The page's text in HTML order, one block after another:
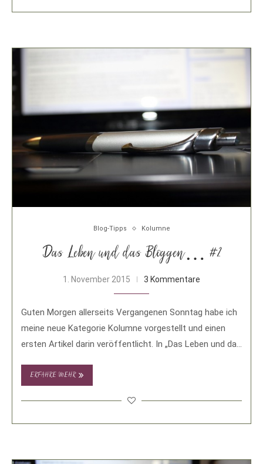
Blog-Tipps Kolumne
Das Leben und das Bloggen… #2
1. November 2015 3 Kommentare
Guten Morgen allerseits Vergangenen Sonntag habe ich
meine neue Kategorie Kolumne vorgestellt und einen
ersten Artikel darin veröffentlicht. In „Das Leben und das
ERFAHRE MEHR